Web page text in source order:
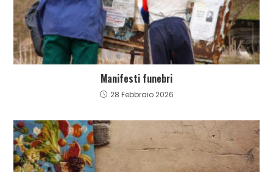
Manifesti funebri
28 Febbraio 2026